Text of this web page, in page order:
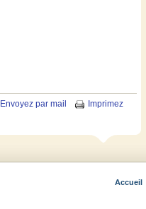
Imprimez
Envoyez par mail
Accueil